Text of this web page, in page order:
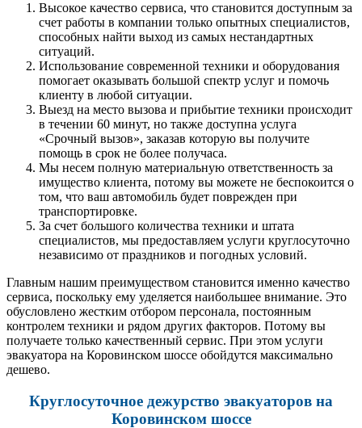
Высокое качество сервиса, что становится доступным за
счет работы в компании только опытных специалистов,
способных найти выход из самых нестандартных
ситуаций.
Использование современной техники и оборудования
помогает оказывать большой спектр услуг и помочь
клиенту в любой ситуации.
Выезд на место вызова и прибытие техники происходит
в течении 60 минут, но также доступна услуга
«Срочный вызов», заказав которую вы получите
помощь в срок не более получаса.
Мы несем полную материальную ответственность за
имущество клиента, потому вы можете не беспокоится о
том, что ваш автомобиль будет поврежден при
транспортировке.
За счет большого количества техники и штата
специалистов, мы предоставляем услуги круглосуточно
независимо от праздников и погодных условий.
Главным нашим преимуществом становится именно качество
сервиса, поскольку ему уделяется наибольшее внимание. Это
обусловлено жестким отбором персонала, постоянным
контролем техники и рядом других факторов. Потому вы
получаете только качественный сервис. При этом услуги
эвакуатора на Коровинском шоссе обойдутся максимально
дешево.
Круглосуточное дежурство эвакуаторов на
Коровинском шоссе